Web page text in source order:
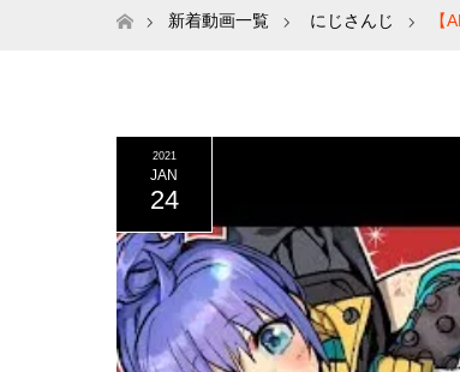
ホーム新着動画一覧 にじさんじ 【
2021
JAN
24